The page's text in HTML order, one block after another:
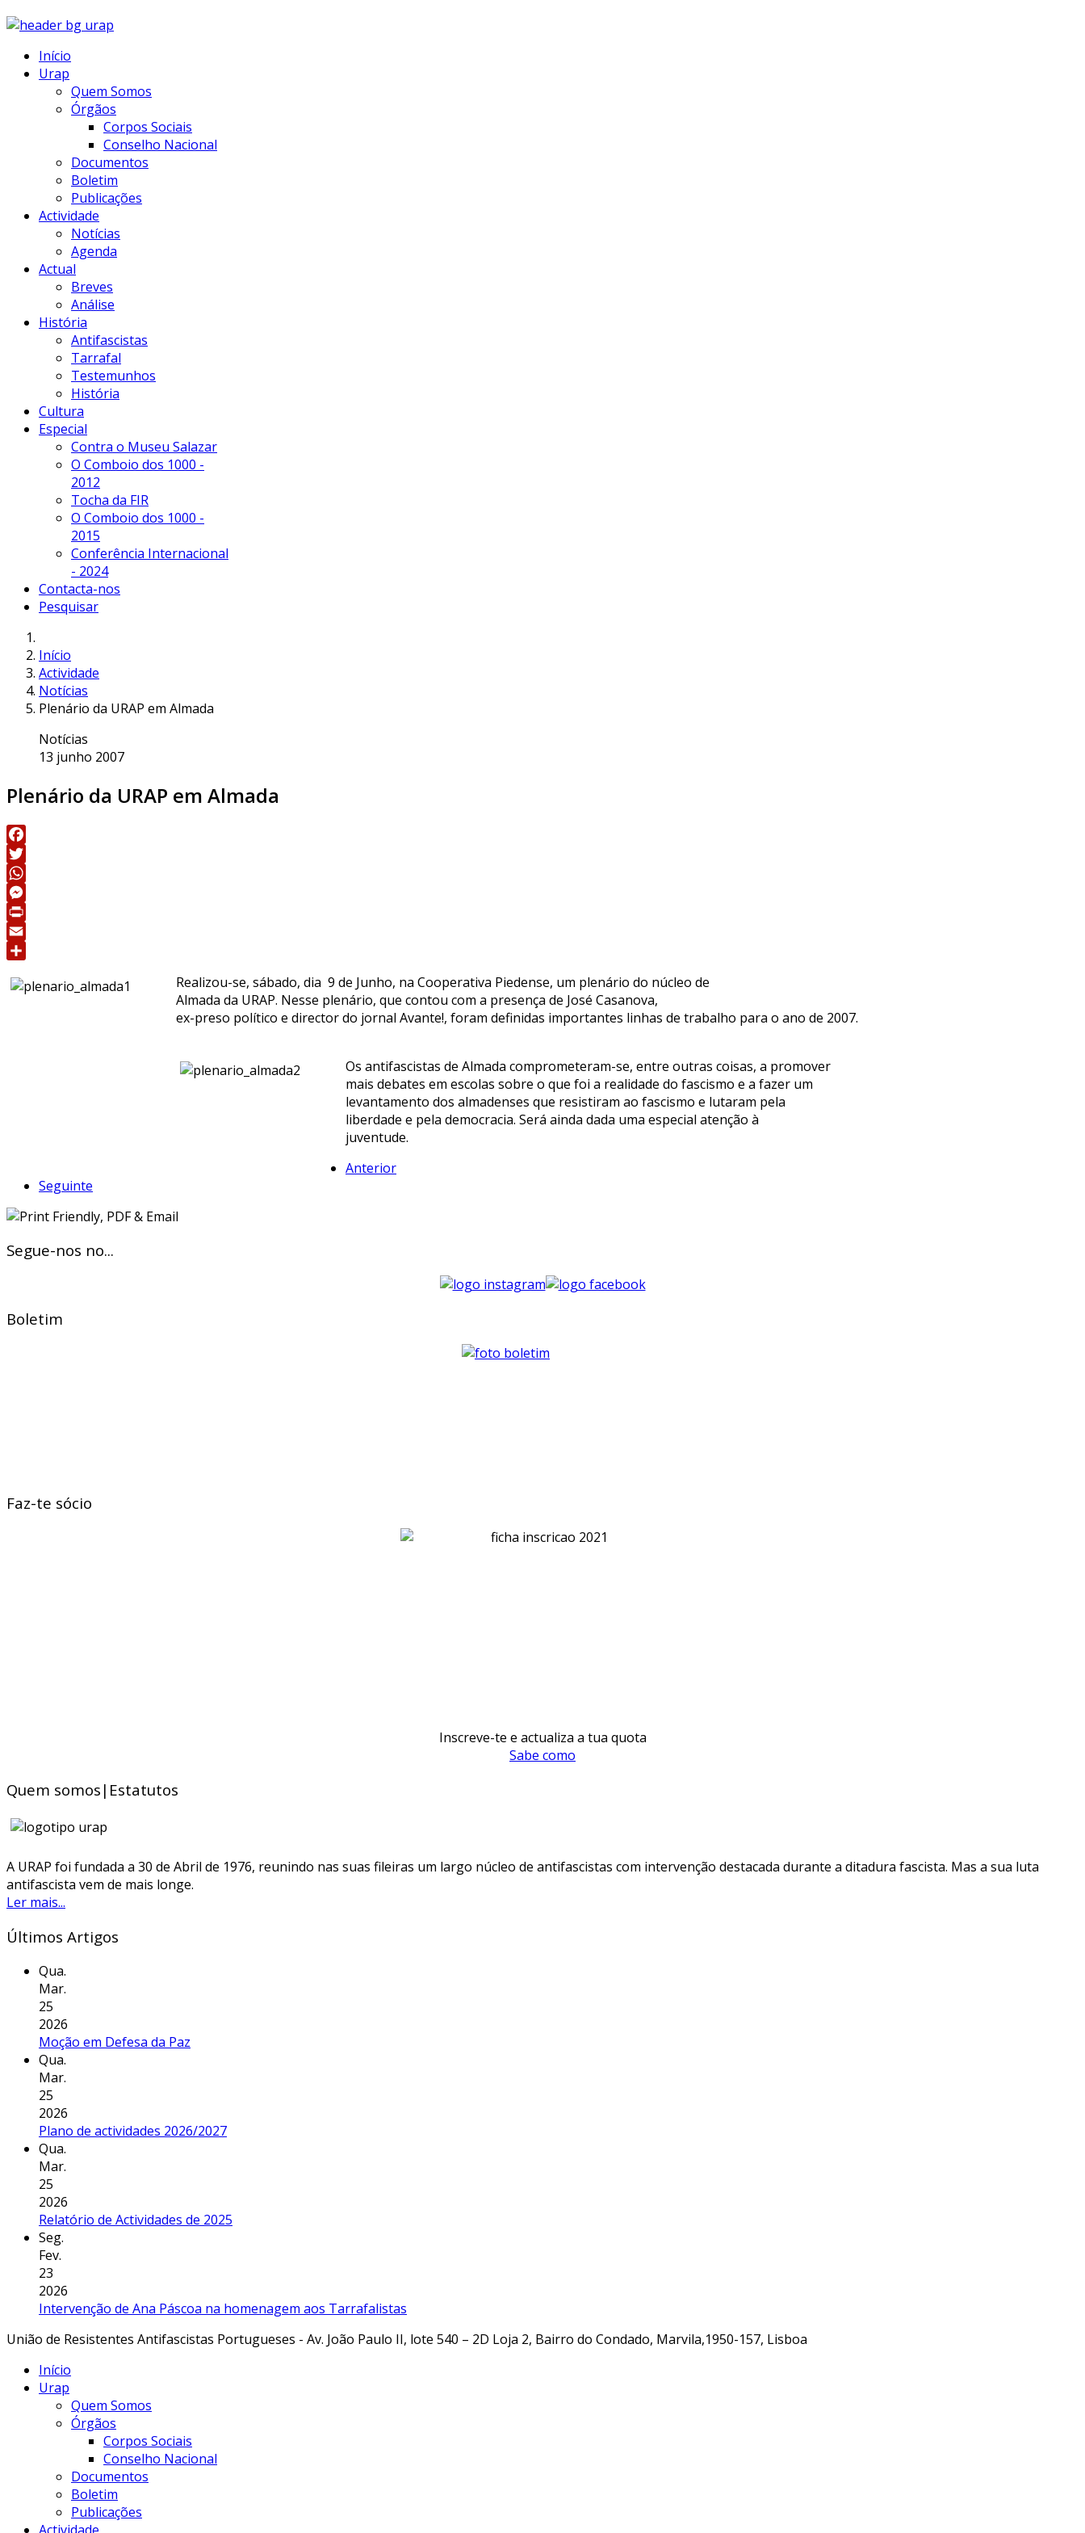
Início
Urap
Quem Somos
Órgãos
Corpos Sociais
Conselho Nacional
Documentos
Boletim
Publicações
Actividade
Notícias
Agenda
Actual
Breves
Análise
História
Antifascistas
Tarrafal
Testemunhos
História
Cultura
Especial
Contra o Museu Salazar
O Comboio dos 1000 -
2012
Tocha da FIR
O Comboio dos 1000 -
2015
Conferência Internacional
- 2024
Contacta-nos
Pesquisar
Início
Actividade
Notícias
Plenário da URAP em Almada
Notícias
13 junho 2007
Plenário da URAP em Almada
Facebook
Twitter
WhatsApp
Messenger
Print
Email
Realizou-se, sábado, dia 9 de Junho, na Cooperativa Piedense, um plenário do núcleo de
Almada da URAP. Nesse plenário, que contou com a presença de José Casanova,
ex-preso político e director do jornal Avante!, foram definidas importantes linhas de trabalho para o ano de 2007.
Os antifascistas de Almada comprometeram-se, entre outras coisas, a promover
mais debates em escolas sobre o que foi a realidade do fascismo e a fazer um
levantamento dos almadenses que resistiram ao fascismo e lutaram pela
liberdade e pela democracia. Será ainda dada uma especial atenção à
juventude.
Anterior
Seguinte
Segue-nos no...
Boletim
Faz-te sócio
Inscreve-te e actualiza a tua quota
Sabe como
Quem somos|Estatutos
A URAP foi fundada a 30 de Abril de 1976, reunindo nas suas fileiras um largo núcleo de antifascistas com intervenção destacada durante a ditadura fascista. Mas a sua luta
antifascista vem de mais longe.
Ler mais...
Últimos Artigos
Qua.
Mar.
25
2026
Moção em Defesa da Paz
Qua.
Mar.
25
2026
Plano de actividades 2026/2027
Qua.
Mar.
25
2026
Relatório de Actividades de 2025
Seg.
Fev.
23
2026
Intervenção de Ana Páscoa na homenagem aos Tarrafalistas
União de Resistentes Antifascistas Portugueses - Av. João Paulo II, lote 540 – 2D Loja 2, Bairro do Condado, Marvila,1950-157, Lisboa
Início
Urap
Quem Somos
Órgãos
Corpos Sociais
Conselho Nacional
Documentos
Boletim
Publicações